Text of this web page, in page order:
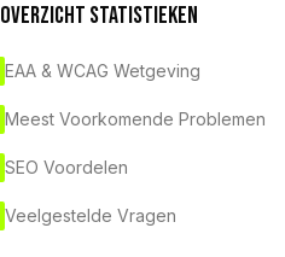
OVERZICHT STATISTIEKEN
EAA & WCAG Wetgeving
Meest Voorkomende Problemen
SEO Voordelen
Veelgestelde Vragen